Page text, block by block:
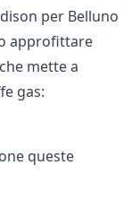
per Belluno
approfittare
mette a
gas:
queste